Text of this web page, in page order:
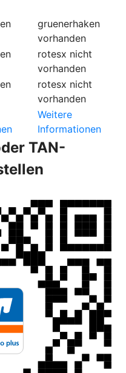
gruenerhaken
vorhanden
rotesx nicht
vorhanden
rotesx nicht
vorhanden
Weitere
Informationen
TAN-